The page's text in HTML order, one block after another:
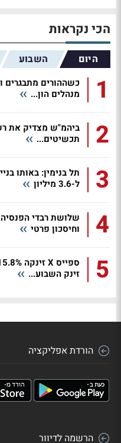
הכי נקראות
היום השבוע
1
כשההורים מתבגרים
מנהלים הון...
2
ביהמ"ש מצדיק את
תכשיטים...
3
ל-3.6 מיליון
4
שלושת רבדי
וחיסכון פרטי
5
זינק השבוע...
הורדת אפליקציה
הרשמה לדיוור